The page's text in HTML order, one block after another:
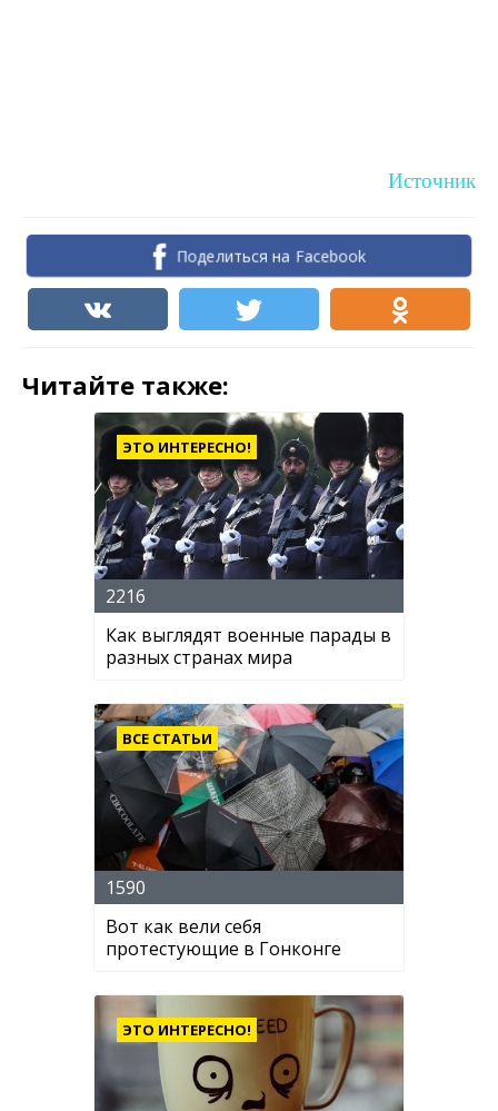
Источник
Поделиться на Facebook
Читайте также:
ЭТО ИНТЕРЕСНО!
2216
Как выглядят военные парады в
разных странах мира
ВСЕ СТАТЬИ
1590
Вот как вели себя
протестующие в Гонконге
ЭТО ИНТЕРЕСНО!